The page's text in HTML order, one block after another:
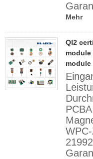
Mehr
QI2
module
module
21992